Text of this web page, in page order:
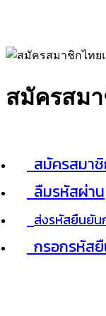
สมัครสม
สมัครสมา
ลืมรหัสผ่าน
ส่งรหัสยืนยัน
กรอกรหัส